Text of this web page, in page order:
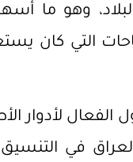
وهو ما
التي كان
الفعال لأدوار
في